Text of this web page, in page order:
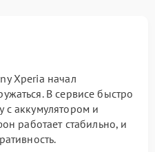
Xperia начал
В сервисе быстро
с аккумулятором и
работает стабильно, и